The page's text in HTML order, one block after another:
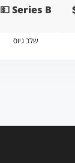
💵 Series B
שלב גיוס